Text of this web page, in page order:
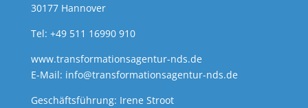
30177 Hannover
Tel: +49 511 16990 910
www.transformationsagentur-nds.de
E-Mail: info@transformationsagentur-nds.de
Geschäftsführung: Irene Stroot